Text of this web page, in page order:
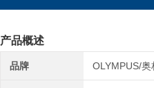
产品概述
品牌 OLYMPUS/奥